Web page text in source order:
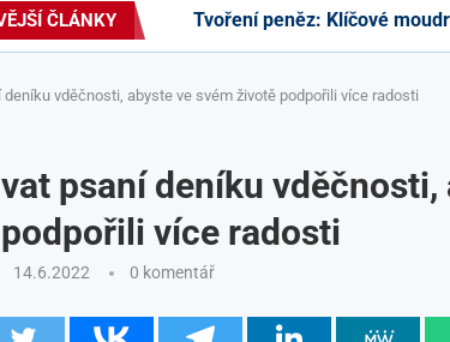
ČLÁNKY Tvoření peněz: Klíčové
vděčnosti, abyste ve svém životě podpořili více radosti
psaní deníku vděčnosti,
více radosti
14.6.2022 0 komentář